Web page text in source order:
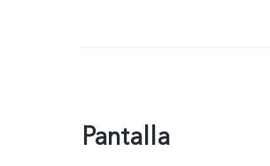
Pantalla